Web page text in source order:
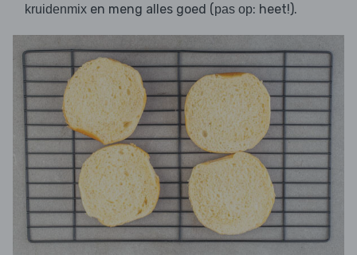
kruidenmix en meng alles goed (pas op: heet!).